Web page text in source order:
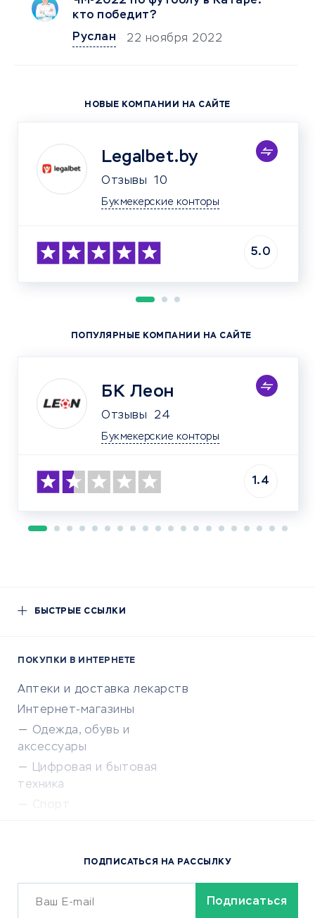
кто победит?
Руслан
22 ноября 2022
НОВЫЕ КОМПАНИИ НА САЙТЕ
Legalbet.by
Отзывы 10
Букмекерские конторы
5.0
ПОПУЛЯРНЫЕ КОМПАНИИ НА САЙТЕ
БК Леон
Отзывы 24
Букмекерские конторы
1.4
БЫСТРЫЕ ССЫЛКИ
ПОКУПКИ В ИНТЕРНЕТЕ
Аптеки и доставка лекарств
Интернет-магазины
Одежда, обувь и
аксессуары
Цифровая и бытовая
техника
Спорт
Сервисы доставки
ОБУЧЕНИЕ И РАБОТА
ПОДПИСАТЬСЯ НА РАССЫЛКУ